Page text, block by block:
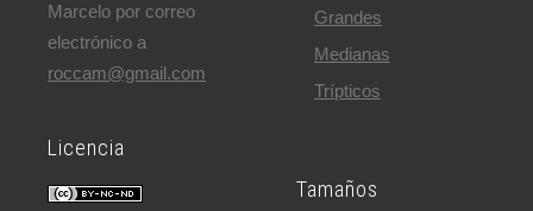
Marcelo por correo
electrónico a
roccam@gmail.com
Licencia
Grandes
Medianas
Trípticos
Tamaños